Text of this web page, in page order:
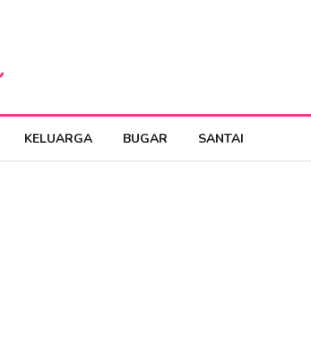
KELUARGA BUGAR SANTAI